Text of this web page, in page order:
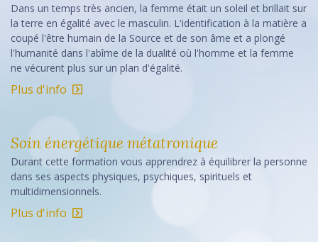
Dans un temps très ancien, la femme était un soleil et brillait sur
la terre en égalité avec le masculin. L'identification à la matière a
coupé l'être humain de la Source et de son âme et a plongé
l'humanité dans l'abîme de la dualité où l'homme et la femme
ne vécurent plus sur un plan d'égalité.
Plus d'info
Soin énergétique métatronique
Durant cette formation vous apprendrez à équilibrer la personne
dans ses aspects physiques, psychiques, spirituels et
multidimensionnels.
Plus d'info